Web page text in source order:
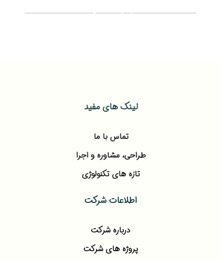
زلزله می‌کند
لینک های مفید
تماس با ما
طراحی، مشاوره و اجرا
تازه های تکنولوژی
اطلاعات شرکت
درباره شرکت
پروژه های شرکت